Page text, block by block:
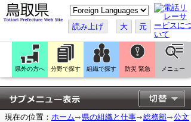
こ
の
ペ
ー
ジ
翻
訳
す
る
読み上げ 大 元
県外の方へ 分野で探す 組織で探す 防災 緊急 メニュー
現在の位置： ホーム 県の組織と仕事 総務部
公文